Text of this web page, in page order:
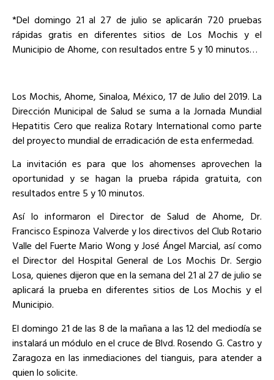
*Del domingo 21 al 27 de julio se aplicarán 720 pruebas
rápidas gratis en diferentes sitios de Los Mochis y el
Municipio de Ahome, con resultados entre 5 y 10 minutos…
Los Mochis, Ahome, Sinaloa, México, 17 de Julio del 2019. La
Dirección Municipal de Salud se suma a la Jornada Mundial
Hepatitis Cero que realiza Rotary International como parte
del proyecto mundial de erradicación de esta enfermedad.
La invitación es para que los ahomenses aprovechen la
oportunidad y se hagan la prueba rápida gratuita, con
resultados entre 5 y 10 minutos.
Así lo informaron el Director de Salud de Ahome, Dr.
Francisco Espinoza Valverde y los directivos del Club Rotario
Valle del Fuerte Mario Wong y José Ángel Marcial, así como
el Director del Hospital General de Los Mochis Dr. Sergio
Losa, quienes dijeron que en la semana del 21 al 27 de julio se
aplicará la prueba en diferentes sitios de Los Mochis y el
Municipio.
El domingo 21 de las 8 de la mañana a las 12 del mediodía se
instalará un módulo en el cruce de Blvd. Rosendo G. Castro y
Zaragoza en las inmediaciones del tianguis, para atender a
quien lo solicite.